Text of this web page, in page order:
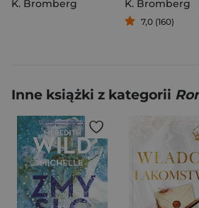
K. Bromberg K. Bromberg
7,0 (160)
Inne książki z kategorii